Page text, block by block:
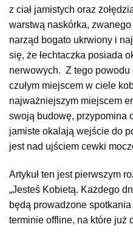
z ciał jamistych oraz
warstwą naskórka,
narząd bogato ukrwiony i
się, że łechtaczka posiada
nerwowych. Z tego powodu
czułym miejscem w ciele
najważniejszym miejscem
swoją budowę, przypomina
jamiste okalają wejście do
jest nad ujściem cewki
Artykuł ten jest pierwszym
„Jesteś Kobietą. Każdego
będą prowadzone
terminie offline, na które już